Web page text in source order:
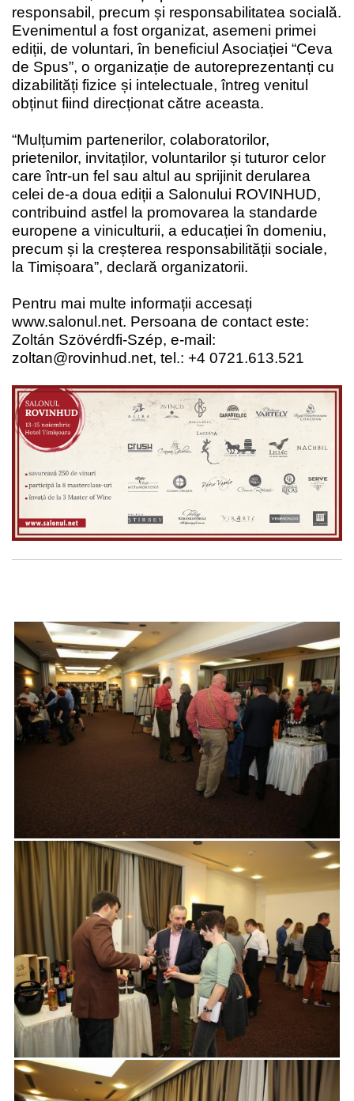
responsabil, precum și responsabilitatea socială.
Evenimentul a fost organizat, asemeni primei
ediții, de voluntari, în beneficiul Asociației “Ceva
de Spus”, o organizație de autoreprezentanți cu
dizabilități fizice și intelectuale, întreg venitul
obținut fiind direcționat către aceasta.
“Mulțumim partenerilor, colaboratorilor,
prietenilor, invitaților, voluntarilor și tuturor celor
care într-un fel sau altul au sprijinit derularea
celei de-a doua ediții a Salonului ROVINHUD,
contribuind astfel la promovarea la standarde
europene a viniculturii, a educației în domeniu,
precum și la creșterea responsabilității sociale,
la Timișoara”, declară organizatorii.
Pentru mai multe informații accesați
www.salonul.net. Persoana de contact este:
Zoltán Szövérdfi-Szép, e-mail:
zoltan@rovinhud.net, tel.: +4 0721.613.521